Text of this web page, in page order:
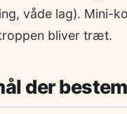
våde lag). Mini-
bliver træt.
der